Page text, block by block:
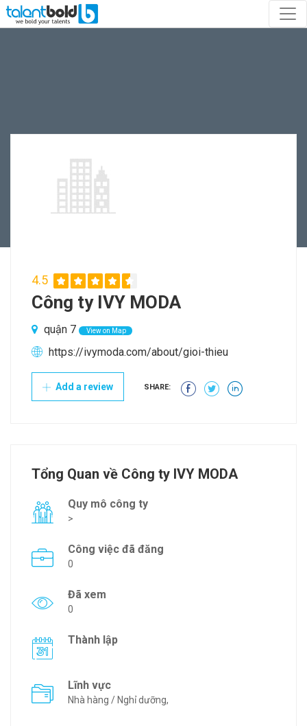
4.5
Công ty IVY MODA
quận 7 View on Map
https://ivymoda.com/about/gioi-thieu
Add a review SHARE:
Tổng Quan về Công ty IVY MODA
Quy mô công ty
>
Công việc đã đăng
0
Đã xem
0
Thành lập
Lĩnh vực
Nhà hàng / Nghỉ dưỡng,